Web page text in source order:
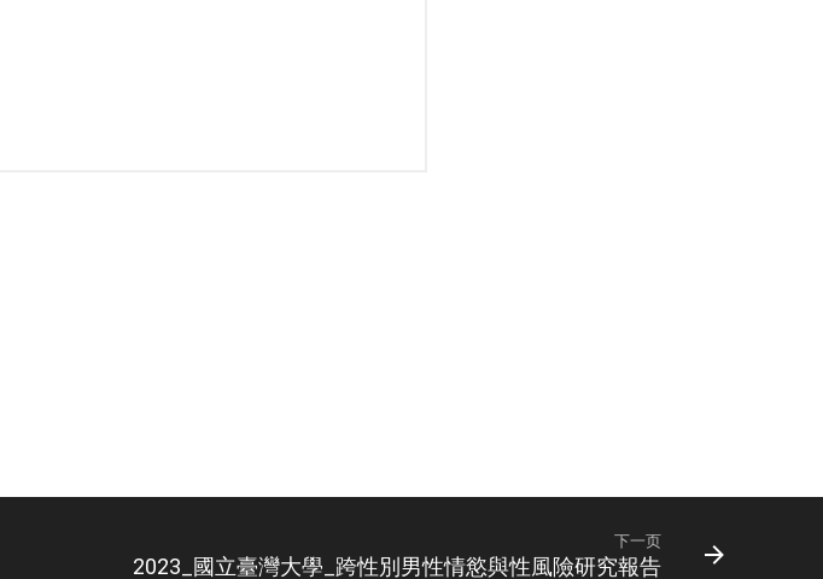
下一页
2023_國立臺灣大學_跨性別男性情慾與性風險研究報告